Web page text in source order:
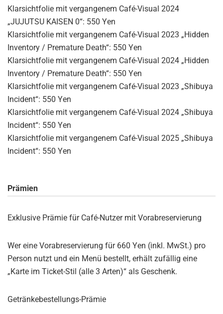
Klarsichtfolie mit vergangenem Café-Visual 2024
„JUJUTSU KAISEN 0“: 550 Yen
Klarsichtfolie mit vergangenem Café-Visual 2023 „Hidden
Inventory / Premature Death“: 550 Yen
Klarsichtfolie mit vergangenem Café-Visual 2024 „Hidden
Inventory / Premature Death“: 550 Yen
Klarsichtfolie mit vergangenem Café-Visual 2023 „Shibuya
Incident“: 550 Yen
Klarsichtfolie mit vergangenem Café-Visual 2024 „Shibuya
Incident“: 550 Yen
Klarsichtfolie mit vergangenem Café-Visual 2025 „Shibuya
Incident“: 550 Yen
Prämien
Exklusive Prämie für Café-Nutzer mit Vorabreservierung
Wer eine Vorabreservierung für 660 Yen (inkl. MwSt.) pro
Person nutzt und ein Menü bestellt, erhält zufällig eine
„Karte im Ticket-Stil (alle 3 Arten)“ als Geschenk.
Getränkebestellungs-Prämie